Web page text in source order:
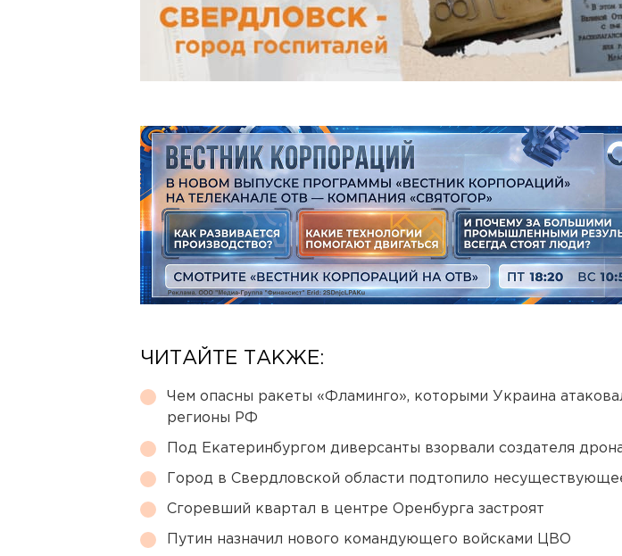
ЧИТАЙТЕ ТАКЖЕ:
Чем опасны ракеты «Фламинго», которыми Украина
регионы РФ
Под Екатеринбургом диверсанты взорвали создателя
Город в Свердловской области подтопило
Сгоревший квартал в центре Оренбурга застроят
Путин назначил нового командующего войсками ЦВО